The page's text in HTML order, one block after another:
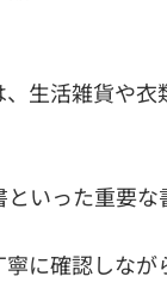
生活雑貨や
いった重要な
に確認しな